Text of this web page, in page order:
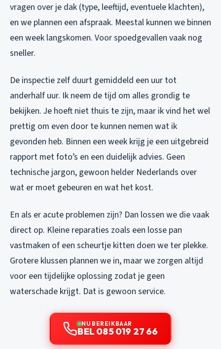
vragen over je dak (type, leeftijd, eventuele klachten),
en we plannen een afspraak. Meestal kunnen we binnen
een week langskomen. Voor spoedgevallen vaak nog
sneller.
De inspectie zelf duurt gemiddeld een uur tot
anderhalf uur. Ik neem de tijd om alles grondig te
bekijken. Je hoeft niet thuis te zijn, maar ik vind het wel
prettig om even door te kunnen nemen wat ik
gevonden heb. Binnen een week krijg je een uitgebreid
rapport met foto’s en een duidelijk advies. Geen
technische jargon, gewoon helder Nederlands over
wat er moet gebeuren en wat het kost.
En als er acute problemen zijn? Dan lossen we die vaak
direct op. Kleine reparaties zoals een losse pan
vastmaken of een scheurtje kitten doen we ter plekke.
Grotere klussen plannen we in, maar we zorgen altijd
voor een tijdelijke oplossing zodat je geen
waterschade krijgt. Dat is gewoon service.
NU BEREIKBAAR
BEL 085 019 27 66